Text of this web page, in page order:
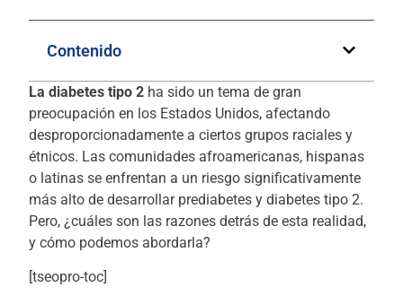
Contenido
La diabetes tipo 2 ha sido un tema de gran
preocupación en los Estados Unidos, afectando
desproporcionadamente a ciertos grupos raciales y
étnicos. Las comunidades afroamericanas, hispanas
o latinas se enfrentan a un riesgo significativamente
más alto de desarrollar prediabetes y diabetes tipo 2.
Pero, ¿cuáles son las razones detrás de esta realidad,
y cómo podemos abordarla?
[tseopro-toc]